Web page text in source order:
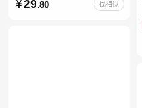
教育书
29.80 找相似